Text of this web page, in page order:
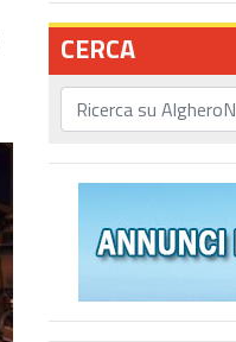
CERCA